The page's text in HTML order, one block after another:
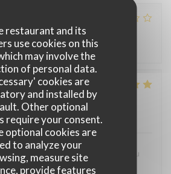
restaurant and its
use cookies on this
may involve the
of personal data.
cookies are
and installed by
Other optional
require your consent.
optional cookies are
to analyze your
measure site
provide features
2
: 5 /5 Food:3/5 Value:3/5
2
:4/5 Food: 5/5 Value:
plats très savoureux ! Le menu du
un prix tout à fait correct